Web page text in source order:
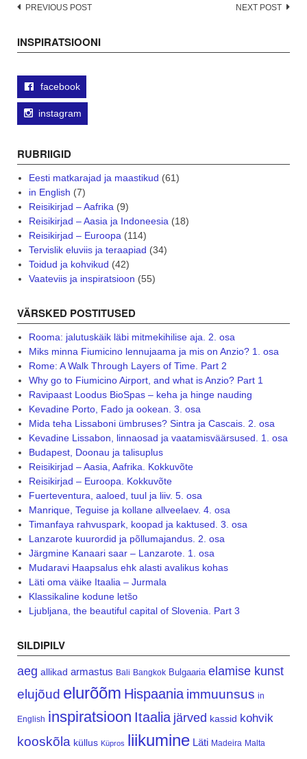
Post
PREVIOUS POST NEXT POST
INSPIRATSIOONI
facebook
instagram
RUBRIIGID
Eesti matkarajad ja maastikud (61)
in English (7)
Reisikirjad – Aafrika (9)
Reisikirjad – Aasia ja Indoneesia (18)
Reisikirjad – Euroopa (114)
Tervislik eluviis ja teraapiad (34)
Toidud ja kohvikud (42)
Vaateviis ja inspiratsioon (55)
VÄRSKED POSTITUSED
Rooma: jalutuskäik läbi mitmekihilise aja. 2. osa
Miks minna Fiumicino lennujaama ja mis on Anzio? 1. osa
Rome: A Walk Through Layers of Time. Part 2
Why go to Fiumicino Airport, and what is Anzio? Part 1
Ravipaast Loodus BioSpas – keha ja hinge nauding
Kevadine Porto, Fado ja ookean. 3. osa
Mida teha Lissaboni ümbruses? Sintra ja Cascais. 2. osa
Kevadine Lissabon, linnaosad ja vaatamisväärsused. 1. osa
Budapest, Doonau ja talisuplus
Reisikirjad – Aasia, Aafrika. Kokkuvõte
Reisikirjad – Euroopa. Kokkuvõte
Fuerteventura, aaloed, tuul ja liiv. 5. osa
Manrique, Teguise ja kollane allveelaev. 4. osa
Timanfaya rahvuspark, koopad ja kaktused. 3. osa
Lanzarote kuurordid ja põllumajandus. 2. osa
Järgmine Kanaari saar – Lanzarote. 1. osa
Mudaravi Haapsalus ehk alasti avalikus kohas
Läti oma väike Itaalia – Jurmala
Klassikaline kodune letšo
Ljubljana, the beautiful capital of Slovenia. Part 3
SILDIPILV
aeg allikad armastus Bali Bangkok Bulgaaria elamise kunst
elujõud elurõõm Hispaania immuunsus in
English inspiratsioon Itaalia järved kassid kohvik
kooskõla küllus Küpros liikumine Läti Madeira Malta